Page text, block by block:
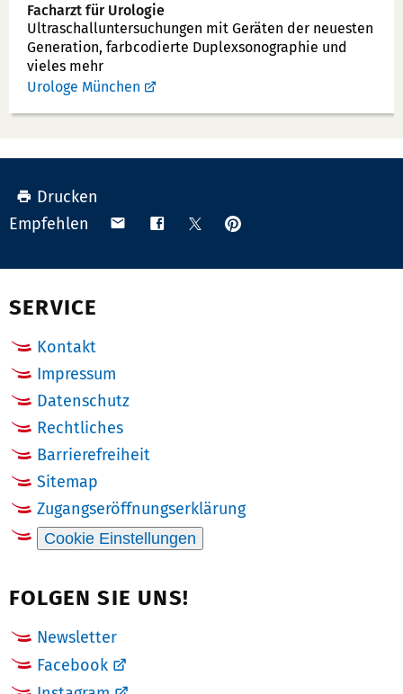
Facharzt für Urologie
Ultraschallunter­suchungen mit Geräten der neuesten
Generation, farbcodierte Duplex­sonographie und
vieles mehr
Urologe München
Drucken
Empfehlen
Teilen Teilen TeilenAnpinnen
SERVICE
Kontakt
Impressum
Datenschutz
Rechtliches
Barrierefreiheit
Sitemap
Zugangseröffnungserklärung
Cookie Einstellungen
FOLGEN SIE UNS!
Newsletter
Facebook